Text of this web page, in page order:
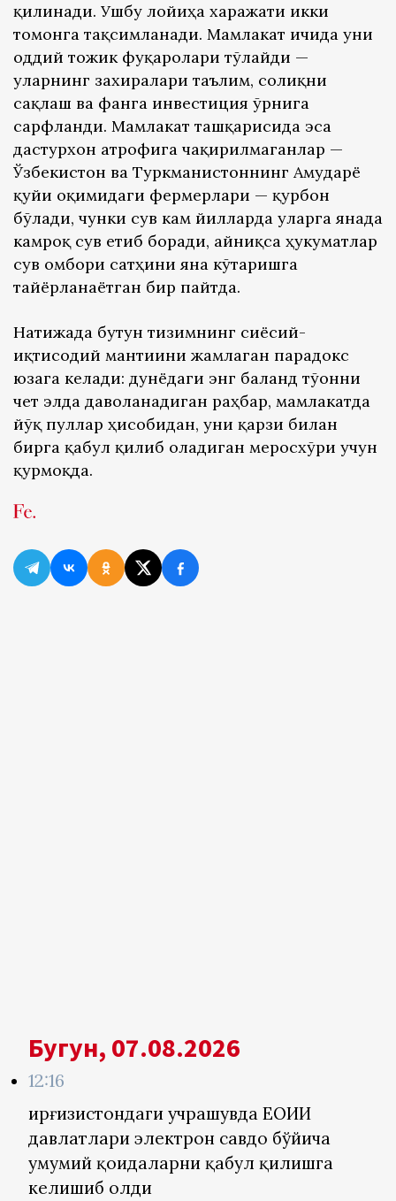
қилинади. Ушбу лойиҳа харажати икки
томонга тақсимланади. Мамлакат ичида уни
оддий тожик фуқаролари тўлайди —
уларнинг захиралари таълим, соғлиқни
сақлаш ва фанга инвестиция ўрнига
сарфланди. Мамлакат ташқарисида эса
дастурхон атрофига чақирилмаганлар —
Ўзбекистон ва Туркманистоннинг Амударё
қуйи оқимидаги фермерлари — қурбон
бўлади, чунки сув кам йилларда уларга янада
камроқ сув етиб боради, айниқса ҳукуматлар
сув омбори сатҳини яна кўтаришга
тайёрланаётган бир пайтда.
Натижада бутун тизимнинг сиёсий-
иқтисодий мантиғини жамлаган парадокс
юзага келади: дунёдаги энг баланд тўғонни
чет элда даволанадиган раҳбар, мамлакатда
йўқ пуллар ҳисобидан, уни қарзи билан
бирга қабул қилиб оладиган меросхўри учун
қурмоқда.
Бугун, 07.08.2026
12:16
Қирғизистондаги учрашувда ЕОИИ
давлатлари электрон савдо бўйича
умумий қоидаларни қабул қилишга
келишиб олди